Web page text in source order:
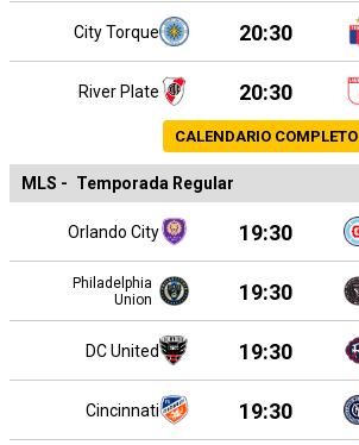
City Torque 20:30
River Plate 20:30
CALENDARIO COMPLETO
MLS - Temporada Regular
Orlando City 19:30
Philadelphia
Union
19:30
DC United 19:30
Cincinnati 19:30